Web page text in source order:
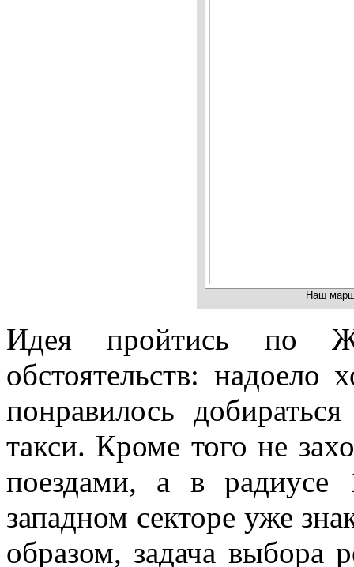
Наш
Идея пройтись по
обстоятельств:
понравилось
такси. Кроме того не
поездами, а в
западном секторе уже
образом, задача выбора